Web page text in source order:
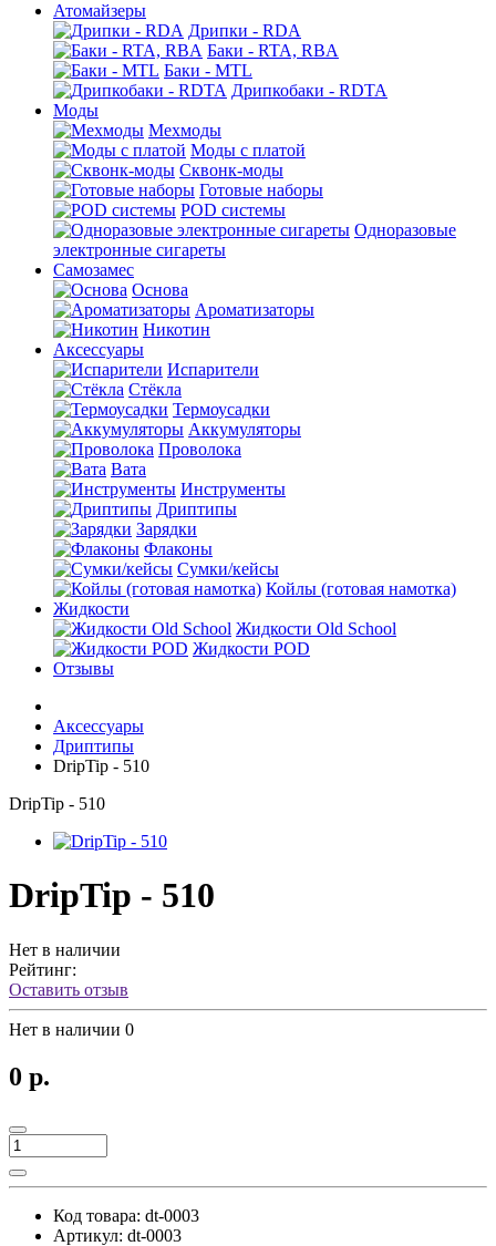
Атомайзеры
Дрипки - RDA
Баки - RTA, RBA
Баки - MTL
Дрипкобаки - RDTA
Моды
Мехмоды
Моды с платой
Сквонк-моды
Готовые наборы
POD системы
Одноразовые
электронные сигареты
Самозамес
Основа
Ароматизаторы
Никотин
Аксессуары
Испарители
Стёкла
Термоусадки
Аккумуляторы
Проволока
Вата
Инструменты
Дриптипы
Зарядки
Флаконы
Сумки/кейсы
Койлы (готовая намотка)
Жидкости
Жидкости Old School
Жидкости POD
Отзывы
Аксессуары
Дриптипы
DripTip - 510
DripTip - 510
DripTip - 510
Нет в наличии
Рейтинг:
Оставить отзыв
Нет в наличии 0
0 р.
Код товара: dt-0003
Артикул: dt-0003